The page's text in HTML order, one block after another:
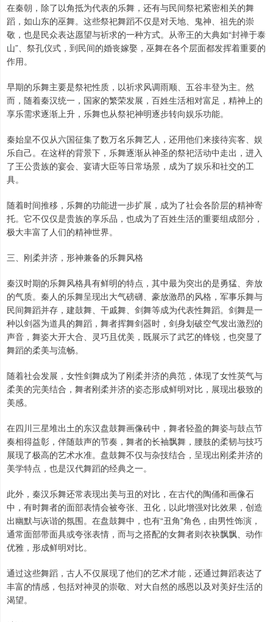
在秦朝，除了以角抵为代表的乐舞，还有与民间祭祀紧密相关的舞
蹈，如山东的巫舞。这些祭祀舞蹈不仅是对天地、鬼神、祖先的崇
敬，也是民众表达愿望与祈求的一种方式。从帝王的大典如“封禅于泰
山”、祭孔仪式，到民间的婚丧嫁娶，巫舞在各个层面都发挥着重要的
作用。
早期的乐舞主要是祭祀性质，以祈求风调雨顺、五谷丰登为主。然
而，随着秦汉统一，国家的繁荣发展，百姓生活相对富足，精神上的
享乐需求逐渐上升，乐舞也从祭祀神明逐步转向娱乐功能。
秦始皇不仅从六国征集了数万名乐舞艺人，还用他们来接待宾客、娱
乐自己。在这样的背景下，乐舞逐渐从神圣的祭祀活动中走出，进入
了王公贵族的宴会、宴请大臣等日常场景，成为了娱乐和社交的工
具。
随着时间推移，乐舞的功能进一步扩展，成为了社会各阶层的精神寄
托。它不仅仅是贵族的享乐品，也成为了百姓生活的重要组成部分，
极大丰富了人们的精神世界。
三、刚柔并济，形神兼备的乐舞风格
秦汉时期的乐舞风格具有鲜明的特点，其中最为突出的是勇猛、奔放
的气质。秦人的乐舞呈现出大气磅礴、豪放激昂的风格，军事乐舞与
民间舞蹈并存，建鼓舞、干戚舞、剑舞等成为代表性舞蹈。剑舞是一
种以剑器为道具的舞蹈，舞者挥舞剑器时，剑身划破空气发出激烈的
声音，舞姿大开大合、灵巧且优美，既展示了武艺的锋锐，也突显了
舞蹈的柔美与流畅。
随着社会发展，女性剑舞成为了刚柔并济的典范，体现了女性英气与
柔美的完美结合，舞者刚柔并济的姿态形成鲜明对比，展现出极致的
美感。
在四川三星堆出土的东汉盘鼓舞画像砖中，舞者轻盈的舞姿与鼓点节
奏相得益彰，伴随鼓声的节奏，舞者的长袖飘舞，腰肢的柔韧与技巧
展现了极高的艺术水准。盘鼓舞不仅与杂技结合，呈现出刚柔并济的
美学特点，也是汉代舞蹈的经典之一。
此外，秦汉乐舞还常表现出美与丑的对比，在古代的陶俑和画像石
中，有时舞者的面部表情会被夸张、丑化，以此增强对比效果，创造
出幽默与诙谐的氛围。在盘鼓舞中，也有“丑角”角色，由男性饰演，
通常面部带面具或夸张表情，而与之搭配的女舞者则衣袂飘飘、动作
优雅，形成鲜明对比。
通过这些舞蹈，古人不仅展现了他们的艺术才能，还通过舞蹈表达了
丰富的情感，包括对神灵的崇敬、对大自然的感恩以及对美好生活的
渴望。